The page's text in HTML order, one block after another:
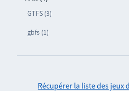
GTFS (3)
gbfs (1)
Récupérer la liste des jeux